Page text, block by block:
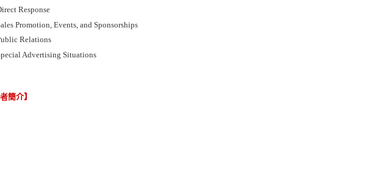
Response
Promotion, Events, and Sponsorships
Relations
Advertising Situations
簡介】